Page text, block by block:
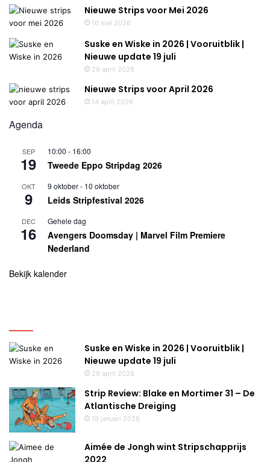
Nieuwe Strips voor Mei 2026
10 mei 2026
Suske en Wiske in 2026 | Vooruitblik |
Nieuwe update 19 juli
29 april 2026
Nieuwe Strips voor April 2026
14 april 2026
Agenda
SEP
19
10:00 - 16:00
Tweede Eppo Stripdag 2026
OKT
9
9 oktober- 10 oktober
Leids Stripfestival 2026
DEC
16
Gehele dag
Avengers Doomsday | Marvel Film Premiere
Nederland
Bekijk kalender
Suske en Wiske in 2026 | Vooruitblik |
Nieuwe update 19 juli
29 april 2026
Strip Review: Blake en Mortimer 31 – De
Atlantische Dreiging
19 januari 2026
Aimée de Jongh wint Stripschapprijs
2022